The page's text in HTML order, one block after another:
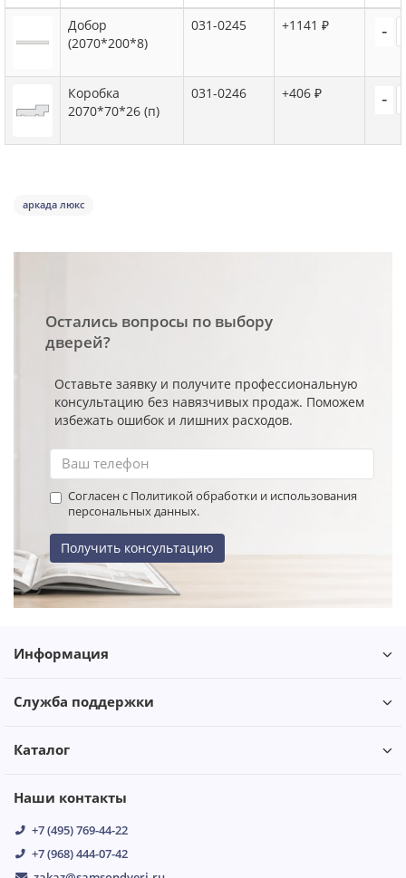
Добор
(2070*200*8)
031-0245 +1141 ₽ -
Коробка
2070*70*26 (п)
031-0246 +406 ₽ -
аркада люкс
Остались вопросы по выбору
дверей?
Оставьте заявку и получите профессиональную
консультацию без навязчивых продаж. Поможем
избежать ошибок и лишних расходов.
Согласен с Политикой обработки и использования
персональных данных.
Получить консультацию
Информация
Служба поддержки
Каталог
Наши контакты
+7 (495) 769-44-22
+7 (968) 444-07-42